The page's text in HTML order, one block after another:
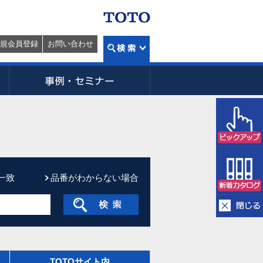
会員登録 お問い合わせ
致 品番がわからない場合